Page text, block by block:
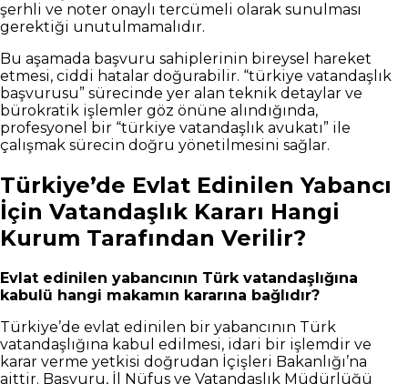
şerhli ve noter onaylı tercümeli olarak sunulması
gerektiği unutulmamalıdır.
Bu aşamada başvuru sahiplerinin bireysel hareket
etmesi, ciddi hatalar doğurabilir. “türkiye vatandaşlık
başvurusu” sürecinde yer alan teknik detaylar ve
bürokratik işlemler göz önüne alındığında,
profesyonel bir “türkiye vatandaşlık avukatı” ile
çalışmak sürecin doğru yönetilmesini sağlar.
Türkiye’de Evlat Edinilen Yabancı
İçin Vatandaşlık Kararı Hangi
Kurum Tarafından Verilir?
Evlat edinilen yabancının Türk vatandaşlığına
kabulü hangi makamın kararına bağlıdır?
Türkiye’de evlat edinilen bir yabancının Türk
vatandaşlığına kabul edilmesi, idari bir işlemdir ve
karar verme yetkisi doğrudan İçişleri Bakanlığı’na
aittir. Başvuru, İl Nüfus ve Vatandaşlık Müdürlüğü